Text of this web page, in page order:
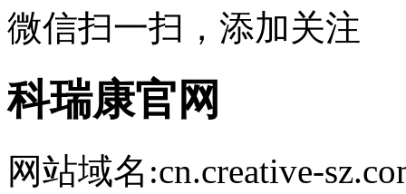
微信扫一扫，添加关注
科瑞康官网
网站域名:cn.creative-